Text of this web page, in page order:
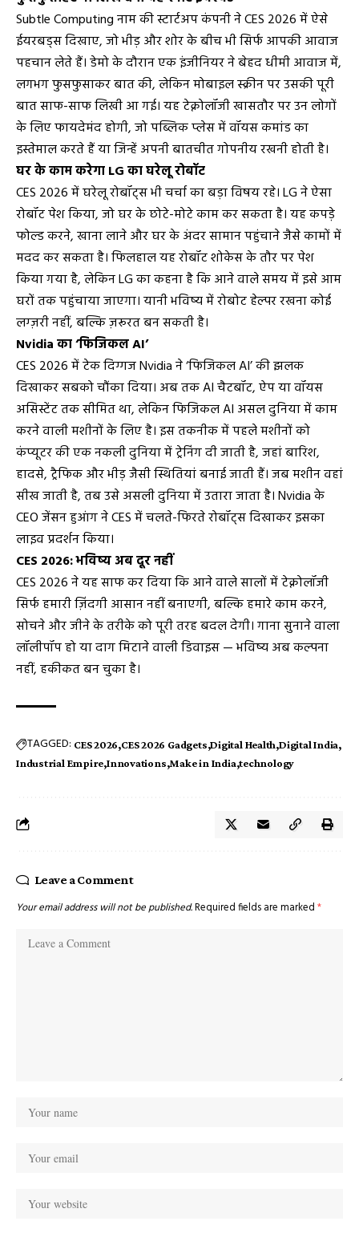
Subtle Computing नाम की स्टार्टअप कंपनी ने CES 2026 में ऐसे
ईयरबड्स दिखाए, जो भीड़ और शोर के बीच भी सिर्फ आपकी आवाज
पहचान लेते हैं। डेमो के दौरान एक इंजीनियर ने बेहद धीमी आवाज में,
लगभग फुसफुसाकर बात की, लेकिन मोबाइल स्क्रीन पर उसकी पूरी
बात साफ-साफ लिखी आ गई। यह टेक्नोलॉजी खासतौर पर उन लोगों
के लिए फायदेमंद होगी, जो पब्लिक प्लेस में वॉयस कमांड का
इस्तेमाल करते हैं या जिन्हें अपनी बातचीत गोपनीय रखनी होती है।
घर के काम करेगा LG का घरेलू रोबॉट
CES 2026 में घरेलू रोबॉट्स भी चर्चा का बड़ा विषय रहे। LG ने ऐसा
रोबॉट पेश किया, जो घर के छोटे-मोटे काम कर सकता है। यह कपड़े
फोल्ड करने, खाना लाने और घर के अंदर सामान पहुंचाने जैसे कामों में
मदद कर सकता है। फिलहाल यह रोबॉट शोकेस के तौर पर पेश
किया गया है, लेकिन LG का कहना है कि आने वाले समय में इसे आम
घरों तक पहुंचाया जाएगा। यानी भविष्य में रोबोट हेल्पर रखना कोई
लग्ज़री नहीं, बल्कि ज़रूरत बन सकती है।
Nvidia का ‘फिजिकल AI’
CES 2026 में टेक दिग्गज Nvidia ने ‘फिजिकल AI’ की झलक
दिखाकर सबको चौंका दिया। अब तक AI चैटबॉट, ऐप या वॉयस
असिस्टेंट तक सीमित था, लेकिन फिजिकल AI असल दुनिया में काम
करने वाली मशीनों के लिए है। इस तकनीक में पहले मशीनों को
कंप्यूटर की एक नकली दुनिया में ट्रेनिंग दी जाती है, जहां बारिश,
हादसे, ट्रैफिक और भीड़ जैसी स्थितियां बनाई जाती हैं। जब मशीन वहां
सीख जाती है, तब उसे असली दुनिया में उतारा जाता है। Nvidia के
CEO जेंसन हुआंग ने CES में चलते-फिरते रोबॉट्स दिखाकर इसका
लाइव प्रदर्शन किया।
CES 2026: भविष्य अब दूर नहीं
CES 2026 ने यह साफ कर दिया कि आने वाले सालों में टेक्नोलॉजी
सिर्फ हमारी ज़िंदगी आसान नहीं बनाएगी, बल्कि हमारे काम करने,
सोचने और जीने के तरीके को पूरी तरह बदल देगी। गाना सुनाने वाला
लॉलीपॉप हो या दाग मिटाने वाली डिवाइस — भविष्य अब कल्पना
नहीं, हकीकत बन चुका है।
TAGGED: CES 2026 CES 2026 Gadgets Digital Health Digital India
Industrial Empire Innovations Make in India technology
Leave a Comment
Your email address will not be published.Required fields are marked *